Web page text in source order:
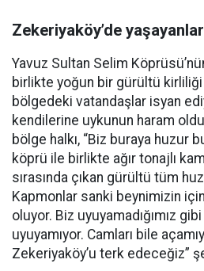
Zekeriyaköy’de
Yavuz Sultan Selim
birlikte yoğun bir gürültü kirliliği
bölgedeki vatandaşlar isyan
kendilerine uykunun haram
bölge halkı, “Biz buraya huzur
köprü ile birlikte ağır tonajlı
sırasında çıkan gürültü tüm
Kapmonlar sanki beynimizin
oluyor. Biz uyuyamadığımız
uyuyamıyor. Camları bile
Zekeriyaköy’u terk edeceğiz”